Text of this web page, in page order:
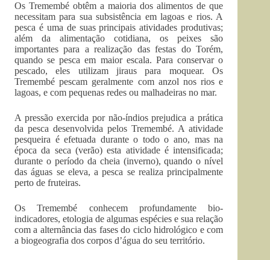
Os Tremembé obtêm a maioria dos alimentos de que
necessitam para sua subsistência em lagoas e rios. A
pesca é uma de suas principais atividades produtivas;
além da alimentação cotidiana, os peixes são
importantes para a realização das festas do Torém,
quando se pesca em maior escala. Para conservar o
pescado, eles utilizam jiraus para moquear. Os
Tremembé pescam geralmente com anzol nos rios e
lagoas, e com pequenas redes ou malhadeiras no mar.
A pressão exercida por não-índios prejudica a prática
da pesca desenvolvida pelos Tremembé. A atividade
pesqueira é efetuada durante o todo o ano, mas na
época da seca (verão) esta atividade é intensificada;
durante o período da cheia (inverno), quando o nível
das águas se eleva, a pesca se realiza principalmente
perto de fruteiras.
Os Tremembé conhecem profundamente bio-
indicadores, etologia de algumas espécies e sua relação
com a alternância das fases do ciclo hidrológico e com
a biogeografia dos corpos d’água do seu território.